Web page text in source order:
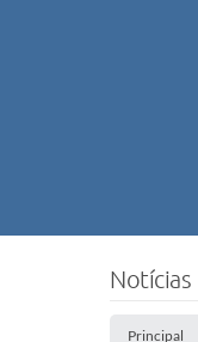
Notícias
Principal